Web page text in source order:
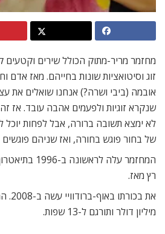
מחזמר מריר-מתוק הכולל שירים וקטעים
זוג וסיטואציות שונות בחייהם. מאז אדם
אובמה (ביבי ושרה?) אנחנו שואלים את
שנקרא זוגיות ולפעמים אהבה עובד. אז
לא ימצא תשובה ברורה, אבל לפחות יוכל
של בחור פוגש בחורה, ואז שניהם
המחזמר עלה
רץ מאז.
מיליון דולר ותורגם ל-13 שפות.